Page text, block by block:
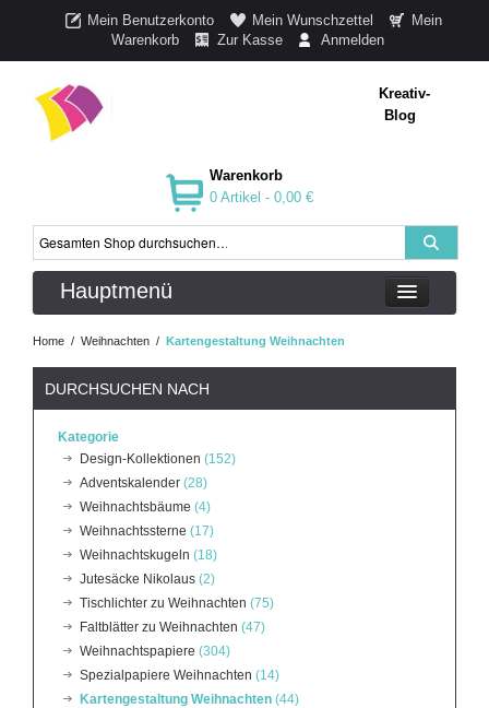
Mein Benutzerkonto Mein Wunschzettel
Mein
Warenkorb
Zur Kasse Anmelden
Kreativ-
Blog
Warenkorb
0 Artikel - 0,00 €
Hauptmenü
Home / Weihnachten / Kartengestaltung Weihnachten
DURCHSUCHEN NACH
Kategorie
Design-Kollektionen (152)
Adventskalender (28)
Weihnachtsbäume (4)
Weihnachtssterne (17)
Weihnachtskugeln (18)
Jutesäcke Nikolaus (2)
Tischlichter zu Weihnachten (75)
Faltblätter zu Weihnachten (47)
Weihnachtspapiere (304)
Spezialpapiere Weihnachten (14)
Kartengestaltung Weihnachten (44)